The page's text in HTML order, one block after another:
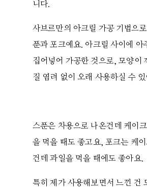
니다.
사브르만의 아크릴 가공 기법으
푼과 포크예요. 아크릴 사이에 아
집어넣어 가공한 것으로, 모양이
질 염려 없이 오래 사용하실 수
스푼은 차용으로 나온건데 케이
을 먹을 때도 좋고요, 포크는 케
건데 과일을 먹을 때에도 좋아요.
특히 제가 사용해보면서 느낀 건